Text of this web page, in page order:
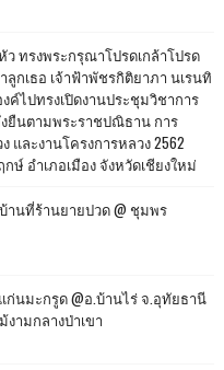
ทรงพระกรุณาโปรดเกล้าโปรด
กเธอ เจ้าฟ้าพัชรกิติยาภา นเรนทิ
ค์ไปทรงเปิดงานประชุมวิชาการ
ยืนตามพระราชปณิธาน การ
และงานโครงการหลวง 2562
อำเภอเมือง จังหวัดเชียงใหม่
านที่ร้านยายปวด @ ชุมพร
ก่นมะกรูด @อ.บ้านไร่ จ.อุทัยธานี
ามกลางป่าเขา